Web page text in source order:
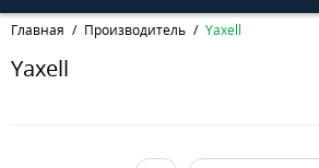
Главная Производитель Yaxell
Yaxell